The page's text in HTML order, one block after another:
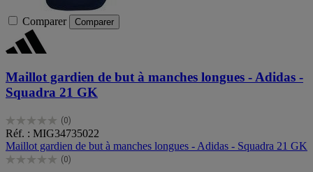
Comparer Comparer
Maillot gardien de but à manches longues - Adidas -
Squadra 21 GK
(0)
0.0
sur
5
étoiles.
Réf. : MIG34735022
Maillot gardien de but à manches longues - Adidas - Squadra 21 GK
(0)
0.0